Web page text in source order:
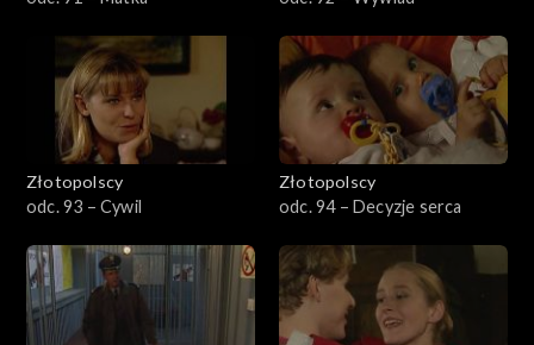
Złotopolscy
odc. 93 – Cywil
Złotopolscy
odc. 94 – Decyzje serca